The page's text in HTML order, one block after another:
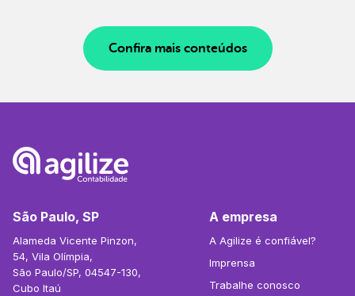
Confira mais conteúdos
São Paulo, SP
Alameda Vicente Pinzon,
54, Vila Olímpia,
São Paulo/SP, 04547-130,
Cubo Itaú
A empresa
A Agilize é confiável?
Imprensa
Trabalhe conosco